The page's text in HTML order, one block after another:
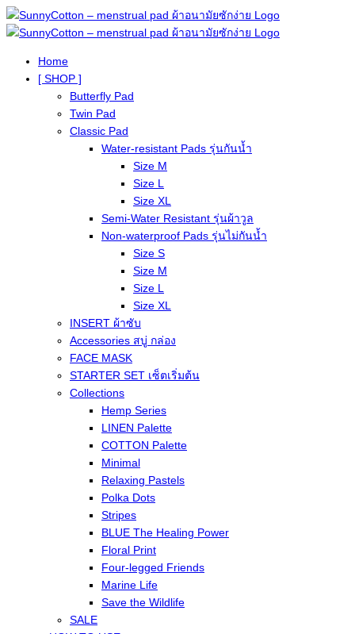
Home
[ SHOP ]
Butterfly Pad
Twin Pad
Classic Pad
Water-resistant Pads รุ่นกันน้ำ
Size M
Size L
Size XL
Semi-Water Resistant รุ่นผ้าวูล
Non-waterproof Pads รุ่นไม่กันน้ำ
Size S
Size M
Size L
Size XL
INSERT ผ้าซับ
Accessories สบู่ กล่อง
FACE MASK
STARTER SET เซ็ตเริ่มต้น
Collections
Hemp Series
LINEN Palette
COTTON Palette
Minimal
Relaxing Pastels
Polka Dots
Stripes
BLUE The Healing Power
Floral Print
Four-legged Friends
Marine Life
Save the Wildlife
SALE